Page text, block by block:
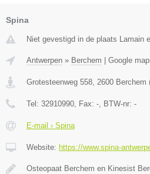
Spina
Niet gevestigd in de plaats Lamain
Antwerpen » Berchem Google
Grotesteenweg 558 2600 Berchem
Tel: 32910990 , Fax: - , BTW-nr: -
E-mail › Spina
Website: https://www.spina-
Osteopaat Berchem en Kinesist